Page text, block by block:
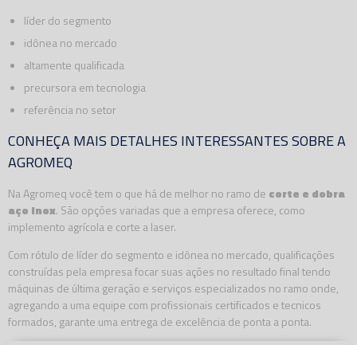
líder do segmento
idônea no mercado
altamente qualificada
precursora em tecnologia
referência no setor
CONHEÇA MAIS DETALHES INTERESSANTES SOBRE A
AGROMEQ
Na Agromeq você tem o que há de melhor no ramo de corte e dobra
aço inox. São opções variadas que a empresa oferece, como
implemento agrícola e corte a laser.
Com rótulo de líder do segmento e idônea no mercado, qualificações
construídas pela empresa focar suas ações no resultado final tendo
máquinas de última geração e serviços especializados no ramo onde,
agregando a uma equipe com profissionais certificados e tecnicos
formados, garante uma entrega de excelência de ponta a ponta.